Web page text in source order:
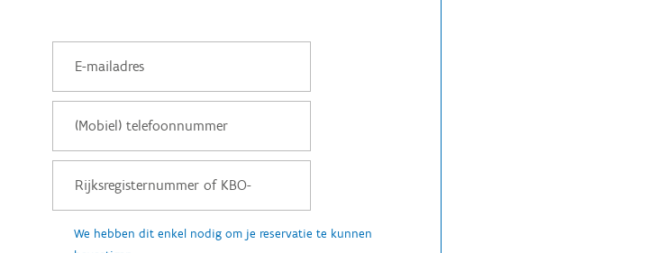
We hebben dit enkel nodig om je reservatie te kunnen